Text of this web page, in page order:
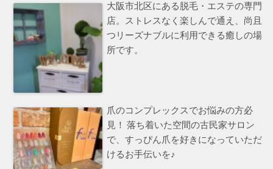
大阪市北区にある脱毛・エステの専門
店。ストレスなく楽しんで通え、尚且
つリーズナブルに利用できる癒しの場
所です。
爪のコンプレックスでお悩みの方必
見！ 落ち着いた空間の古民家サロン
で、すっぴん爪を好きになっていただ
けるお手伝いを♪